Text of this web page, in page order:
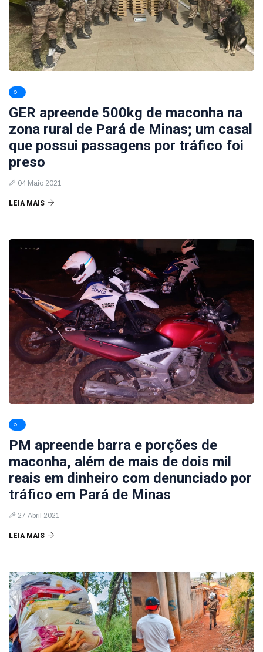
GER apreende 500kg de maconha na
zona rural de Pará de Minas; um casal
que possui passagens por tráfico foi
preso
04 Maio 2021
LEIA MAIS
PM apreende barra e porções de
maconha, além de mais de dois mil
reais em dinheiro com denunciado por
tráfico em Pará de Minas
27 Abril 2021
LEIA MAIS